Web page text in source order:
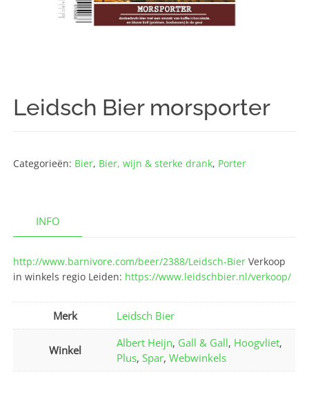
Leidsch Bier morsporter
Categorieën: Bier, Bier, wijn & sterke drank, Porter
INFO
http://www.barnivore.com/beer/2388/Leidsch-Bier Verkoop
in winkels regio Leiden: https://www.leidschbier.nl/verkoop/
Merk Leidsch Bier
Winkel
Albert Heijn, Gall & Gall, Hoogvliet,
Plus,Spar,Webwinkels